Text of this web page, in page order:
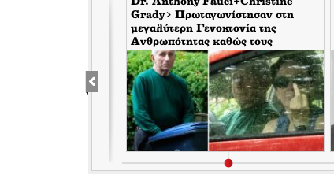
Grady> Πρωταγωνίστησαν στη
μεγαλύτερη Γενοκτονία της
Ανθρωπότητας καθώς τους
κάλυπταν οι μηντιακές ερπύστριες
του deep state. Τώρα η σύζυγος
υψώνει το δάχτυλο στους
φωτορεπόρτερ